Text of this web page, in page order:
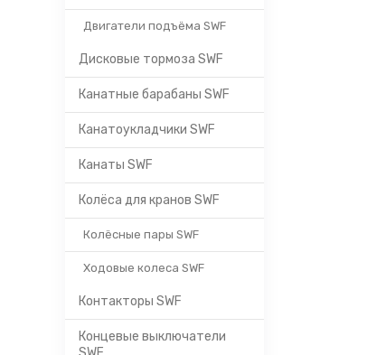
Двигатели подъёма SWF
Дисковые тормоза SWF
Канатные барабаны SWF
Канатоукладчики SWF
Канаты SWF
Колёса для кранов SWF
Колёсные пары SWF
Ходовые колеса SWF
Контакторы SWF
Концевые выключатели